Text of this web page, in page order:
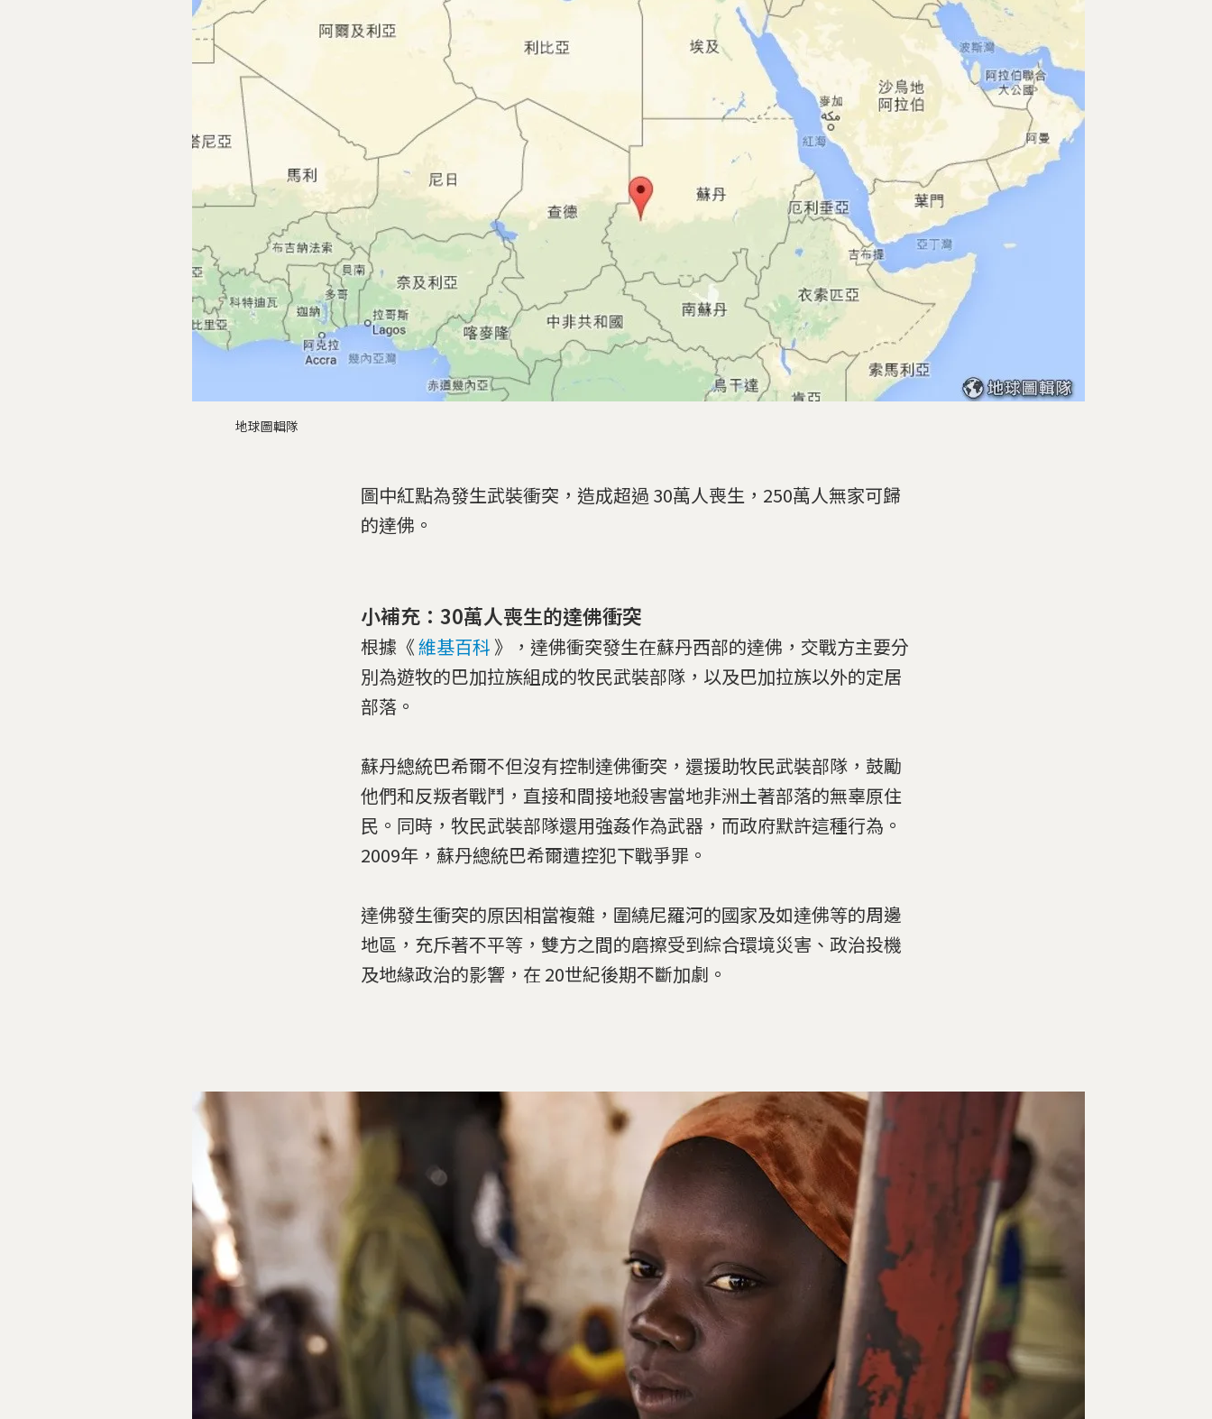
地球圖輯隊
圖中紅點為發生武裝衝突，造成超過 30萬人喪生，250萬人無家可歸
的達佛。
小補充：30萬人喪生的達佛衝突
根據《維基百科 》，達佛衝突發生在蘇丹西部的達佛，交戰方主要分
別為遊牧的巴加拉族組成的牧民武裝部隊，以及巴加拉族以外的定居
部落。
蘇丹總統巴希爾不但沒有控制達佛衝突，還援助牧民武裝部隊，鼓勵
他們和反叛者戰鬥，直接和間接地殺害當地非洲土著部落的無辜原住
民。同時，牧民武裝部隊還用強姦作為武器，而政府默許這種行為。
2009年，蘇丹總統巴希爾遭控犯下戰爭罪。
達佛發生衝突的原因相當複雜，圍繞尼羅河的國家及如達佛等的周邊
地區，充斥著不平等，雙方之間的磨擦受到綜合環境災害、政治投機
及地緣政治的影響，在 20世紀後期不斷加劇。